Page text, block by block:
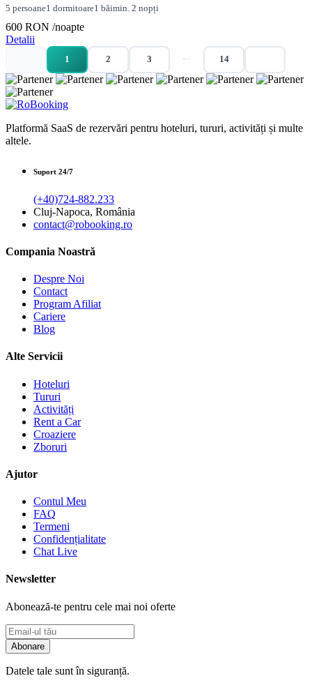
5 persoane1 dormitoare1 băimin. 2 nopți
600 RON /noapte
Detalii
1 2 3 ··· 14
Platformă SaaS de rezervări pentru hoteluri, tururi, activități și multe
altele.
Suport 24/7
(+40)724-882.233
Cluj-Napoca, România
contact@robooking.ro
Compania Noastră
Despre Noi
Contact
Program Afiliat
Cariere
Blog
Alte Servicii
Hoteluri
Tururi
Activități
Rent a Car
Croaziere
Zboruri
Ajutor
Contul Meu
FAQ
Termeni
Confidențialitate
Chat Live
Newsletter
Abonează-te pentru cele mai noi oferte
Abonare
Datele tale sunt în siguranță.